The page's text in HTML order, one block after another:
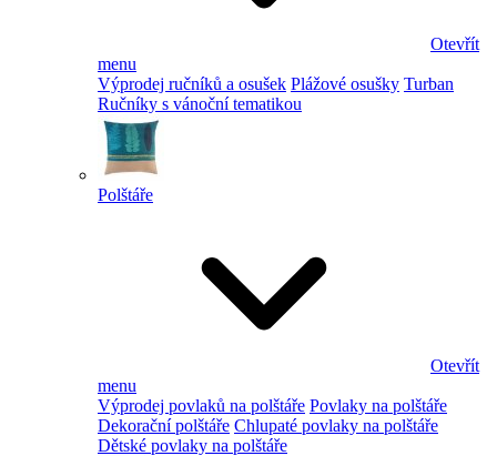
Otevřít
menu
Výprodej ručníků a osušek Plážové osušky Turban
Ručníky s vánoční tematikou
Polštáře
Otevřít
menu
Výprodej povlaků na polštáře Povlaky na polštáře
Dekorační polštáře Chlupaté povlaky na polštáře
Dětské povlaky na polštáře